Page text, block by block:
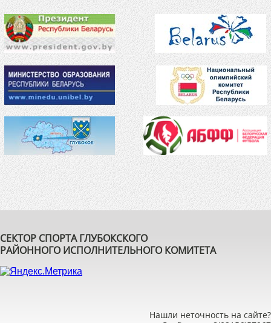
СЕКТОР СПОРТА ГЛУБОКСКОГО
РАЙОННОГО ИСПОЛНИТЕЛЬНОГО КОМИТЕТА
Нашли неточность на сайте?